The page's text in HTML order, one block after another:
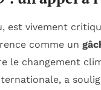
est vivement
comme un
le changement
a